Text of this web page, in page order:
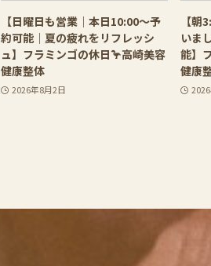
【日曜日も営業｜本日10:00〜予
約可能｜夏の疲れをリフレッシ
ュ】フラミンゴの休日🦩高崎美容
健康整体
2026年8月2日
【
いま
能】
健康